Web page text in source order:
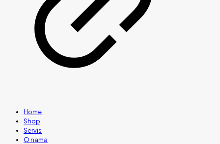
Home
Shop
Servis
O nama